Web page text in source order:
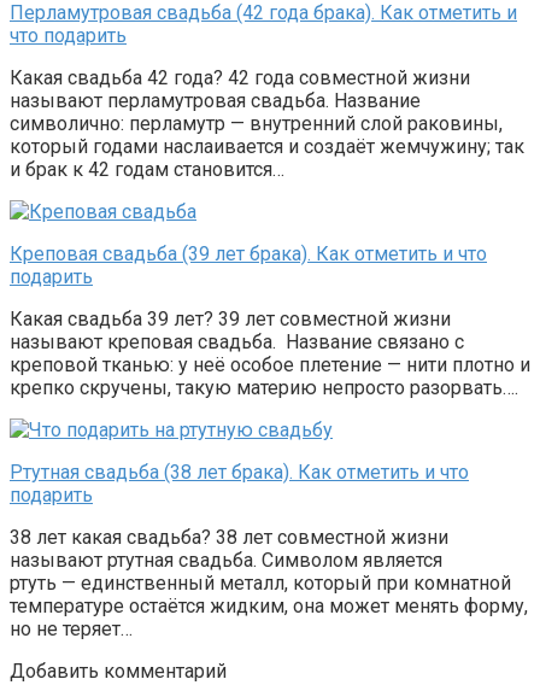
Перламутровая свадьба (42 года брака). Как отметить и
что подарить
Какая свадьба 42 года? 42 года совместной жизни
называют перламутровая свадьба. Название
символично: перламутр — внутренний слой раковины,
который годами наслаивается и создаёт жемчужину; так
и брак к 42 годам становится…
Креповая свадьба (39 лет брака). Как отметить и что
подарить
Какая свадьба 39 лет? 39 лет совместной жизни
называют креповая свадьба. Название связано с
креповой тканью: у неё особое плетение — нити плотно и
крепко скручены, такую материю непросто разорвать….
Ртутная свадьба (38 лет брака). Как отметить и что
подарить
38 лет какая свадьба? 38 лет совместной жизни
называют ртутная свадьба. Символом является
ртуть — единственный металл, который при комнатной
температуре остаётся жидким, она может менять форму,
но не теряет…
Добавить комментарий